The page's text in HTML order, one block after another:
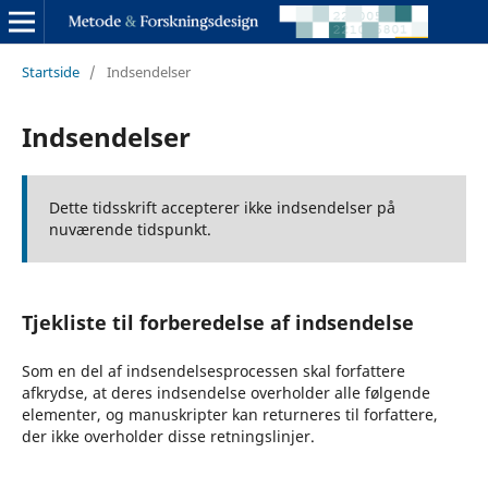
Startside / Indsendelser
Indsendelser
Dette tidsskrift accepterer ikke indsendelser på
nuværende tidspunkt.
Tjekliste til forberedelse af indsendelse
Som en del af indsendelsesprocessen skal forfattere
afkrydse, at deres indsendelse overholder alle følgende
elementer, og manuskripter kan returneres til forfattere,
der ikke overholder disse retningslinjer.